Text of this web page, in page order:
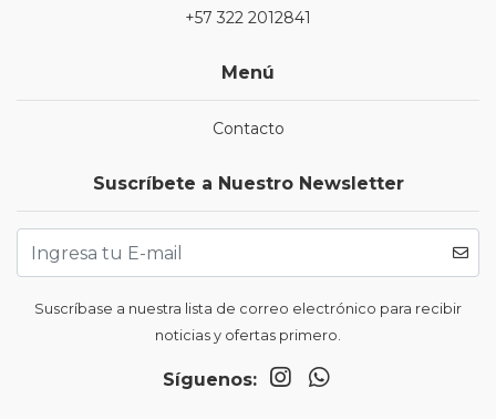
+57 322 2012841
Menú
Contacto
Suscríbete a Nuestro Newsletter
Suscríbase a nuestra lista de correo electrónico para recibir
noticias y ofertas primero.
Síguenos: